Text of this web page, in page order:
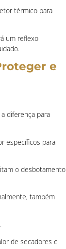
térmico para
um reflexo
e
diferença para
específicos para
o desbotamento
também
de secadores e